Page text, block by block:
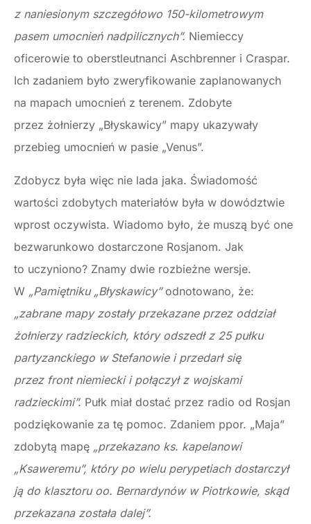
z naniesionym szczegółowo 150-kilometrowym
pasem umocnień nadpilicznych”. Niemieccy
oficerowie to oberstleutnanci Aschbrenner i Craspar.
Ich zadaniem było zweryfikowanie zaplanowanych
na mapach umocnień z terenem. Zdobyte
przez żołnierzy „Błyskawicy” mapy ukazywały
przebieg umocnień w pasie „Venus”.
Zdobycz była więc nie lada jaka. Świadomość
wartości zdobytych materiałów była w dowództwie
wprost oczywista. Wiadomo było, że muszą być one
bezwarunkowo dostarczone Rosjanom. Jak
to uczyniono? Znamy dwie rozbieżne wersje.
W „Pamiętniku „Błyskawicy”odnotowano, że:
„zabrane mapy zostały przekazane przez oddział
żołnierzy radzieckich, który odszedł z 25 pułku
partyzanckiego w Stefanowie i przedarł się
przez front niemiecki i połączył z wojskami
radzieckimi”. Pułk miał dostać przez radio od Rosjan
podziękowanie za tę pomoc. Zdaniem ppor. „Maja”
zdobytą mapę „przekazano ks. kapelanowi
„Ksaweremu”, który po wielu perypetiach dostarczył
ją do klasztoru oo. Bernardynów w Piotrkowie, skąd
przekazana została dalej”.